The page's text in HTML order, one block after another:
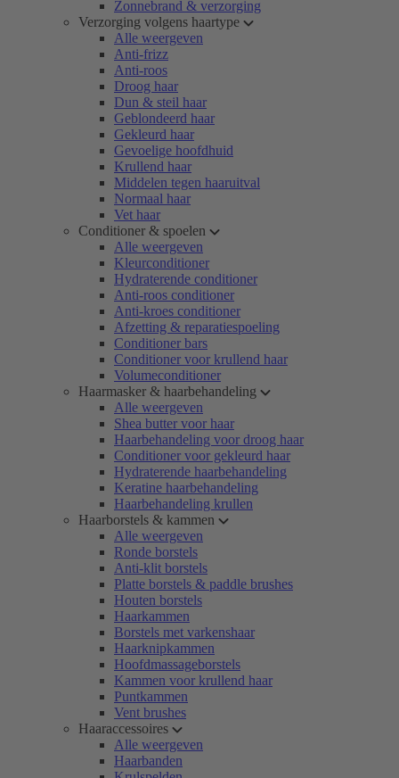
Zonnebrand & verzorging
Verzorging volgens haartype
Alle weergeven
Anti-frizz
Anti-roos
Droog haar
Dun & steil haar
Geblondeerd haar
Gekleurd haar
Gevoelige hoofdhuid
Krullend haar
Middelen tegen haaruitval
Normaal haar
Vet haar
Conditioner & spoelen
Alle weergeven
Kleurconditioner
Hydraterende conditioner
Anti-roos conditioner
Anti-kroes conditioner
Afzetting & reparatiespoeling
Conditioner bars
Conditioner voor krullend haar
Volumeconditioner
Haarmasker & haarbehandeling
Alle weergeven
Shea butter voor haar
Haarbehandeling voor droog haar
Conditioner voor gekleurd haar
Hydraterende haarbehandeling
Keratine haarbehandeling
Haarbehandeling krullen
Haarborstels & kammen
Alle weergeven
Ronde borstels
Anti-klit borstels
Platte borstels & paddle brushes
Houten borstels
Haarkammen
Borstels met varkenshaar
Haarknipkammen
Hoofdmassageborstels
Kammen voor krullend haar
Puntkammen
Vent brushes
Haaraccessoires
Alle weergeven
Haarbanden